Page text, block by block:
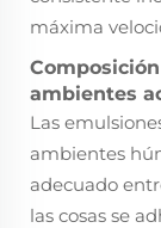
máxima
ambientes
Las
ambientes
adecuado
las cosas se